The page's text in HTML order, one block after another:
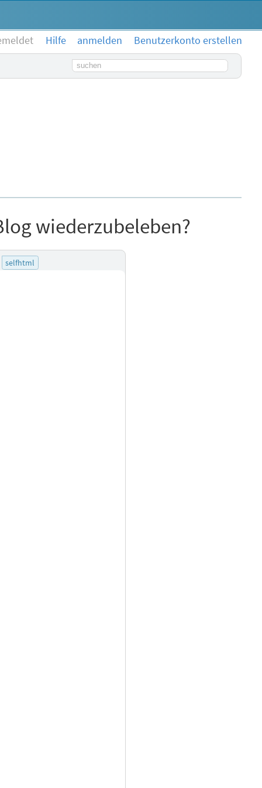
Hilfe anmelden
Benutzerkonto erstellen
Suchbegriff
wiederzubeleben?
selfhtml